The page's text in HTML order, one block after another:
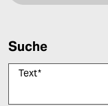
Suche
Text*